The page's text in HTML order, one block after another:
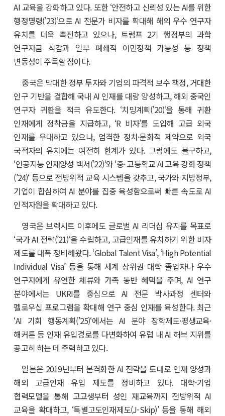
AI 교육을 강화하고 있다. 또한 ‘안전하고 신뢰성 있는 AI를 위한
행정명령(’23)‘으로 AI 전문가 비자를 확대해 해외 우수 연구자
유치를 더욱 촉진하고 있으나, 트럼프 2기 행정부의 과학
연구자금 삭감과 일부 폐쇄적 이민정책 가능성 등 정책
변동성이 주목할 점이다.
중국은 막대한 정부 투자와 기업의 파격적 보수 책정, 거대한
인구 기반을 결합해 국내 AI 인재를 대량 양성하고, 해외 중국인
연구자 귀환을 적극 유도한다. ‘치밍계획(’20)‘을 통해 귀환
인재에게 정착금을 지급하고, ‘R 비자’를 도입해 고급 외국
인재를 우대하고 있으나, 엄격한 정치·문화적 제약으로 외국
국적자의 유치에는 여전히 한계가 있다. 그럼에도 불구하고,
‘인공지능 인재양성 백서(’22)‘와 ‘중· 고등학교 AI 교육 강화 정책
(’24)‘ 등으로 전방위적 교육 시스템을 갖추고, 국가와 지방정부,
기업이 합심하여 AI 분야를 집중 육성함으로써 빠른 속도로 AI
인적자원을 확대하고 있다.
영국은 브렉시트 이후에도 글로벌 AI 리더십 유지를 목표로
‘국가 AI 전략(’21)‘을 수립하고, 고급인재를 유치하기 위한 비자
제도를 대폭 정비해왔다. ‘Global Talent Visa’, ‘High Potential
Individual Visa’ 등을 통해 세계 상위권 대학 졸업자나 우수
연구자에게 유연한 체류와 가족 동반 혜택을 주며, AI 연구
분야에서는 UKRI를 중심으로 AI 전문 박사과정 센터와
펠로우십 프로그램을 확대해 연구 중심 인재를 육성한다. 최근
‘AI 기회 행동계획(’25)‘에서는 AI 분야 장학제도·평생교육·
해커톤 등 인재 유입경로를 다변화하여 유럽 내 AI 허브 지위를
공고히 하는 데 주력하고 있다.
일본은 2019년부터 본격화한 AI 전략을 토대로 인재 양성과
해외 고급인재 유입 제도를 정비하고 있다. 대학-기업
협력모델을 통해 고교생부터 성인 재교육까지 전방위적 AI
교육을 확대하고, ‘특별고도인재제도(J-Skip)’ 등을 통해 해외